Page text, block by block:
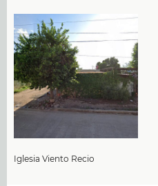
Iglesia Viento Recio